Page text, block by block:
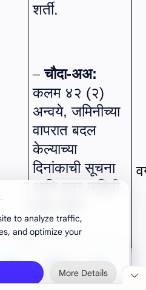
शर्ती.
– चौदा-अअ:
कलम ४२ (२)
अन्वये,जमिनीच्या
वापरात बदल
केल्याच्या
दिनांकाची सूचना
– सोळा:कलम
to analyze traffic,
and optimize your